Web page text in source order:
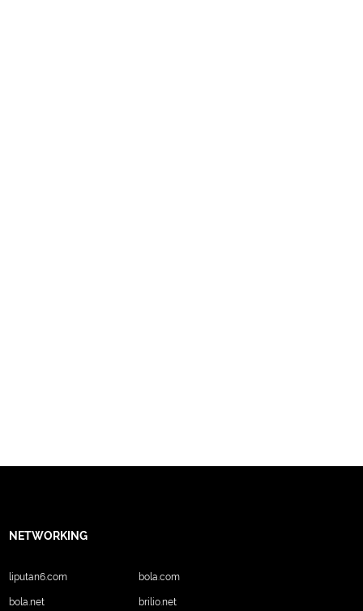
NETWORKING
liputan6.com bola.com
bola.net brilio.net